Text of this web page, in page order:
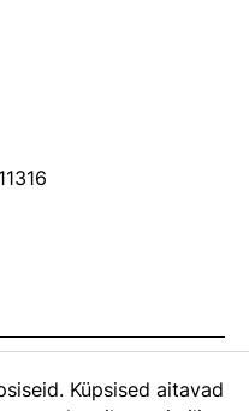
Olümpiakomitee liige
Küpsised aitavad